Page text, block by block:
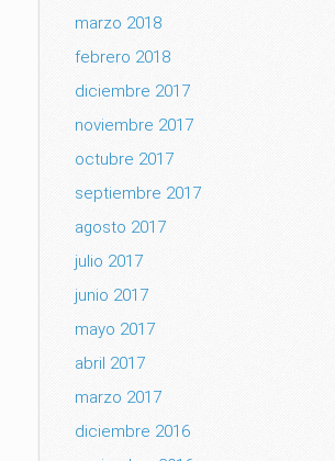
marzo 2018
febrero 2018
diciembre 2017
noviembre 2017
octubre 2017
septiembre 2017
agosto 2017
julio 2017
junio 2017
mayo 2017
abril 2017
marzo 2017
diciembre 2016